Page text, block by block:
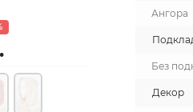
Ангора
Без
Декор